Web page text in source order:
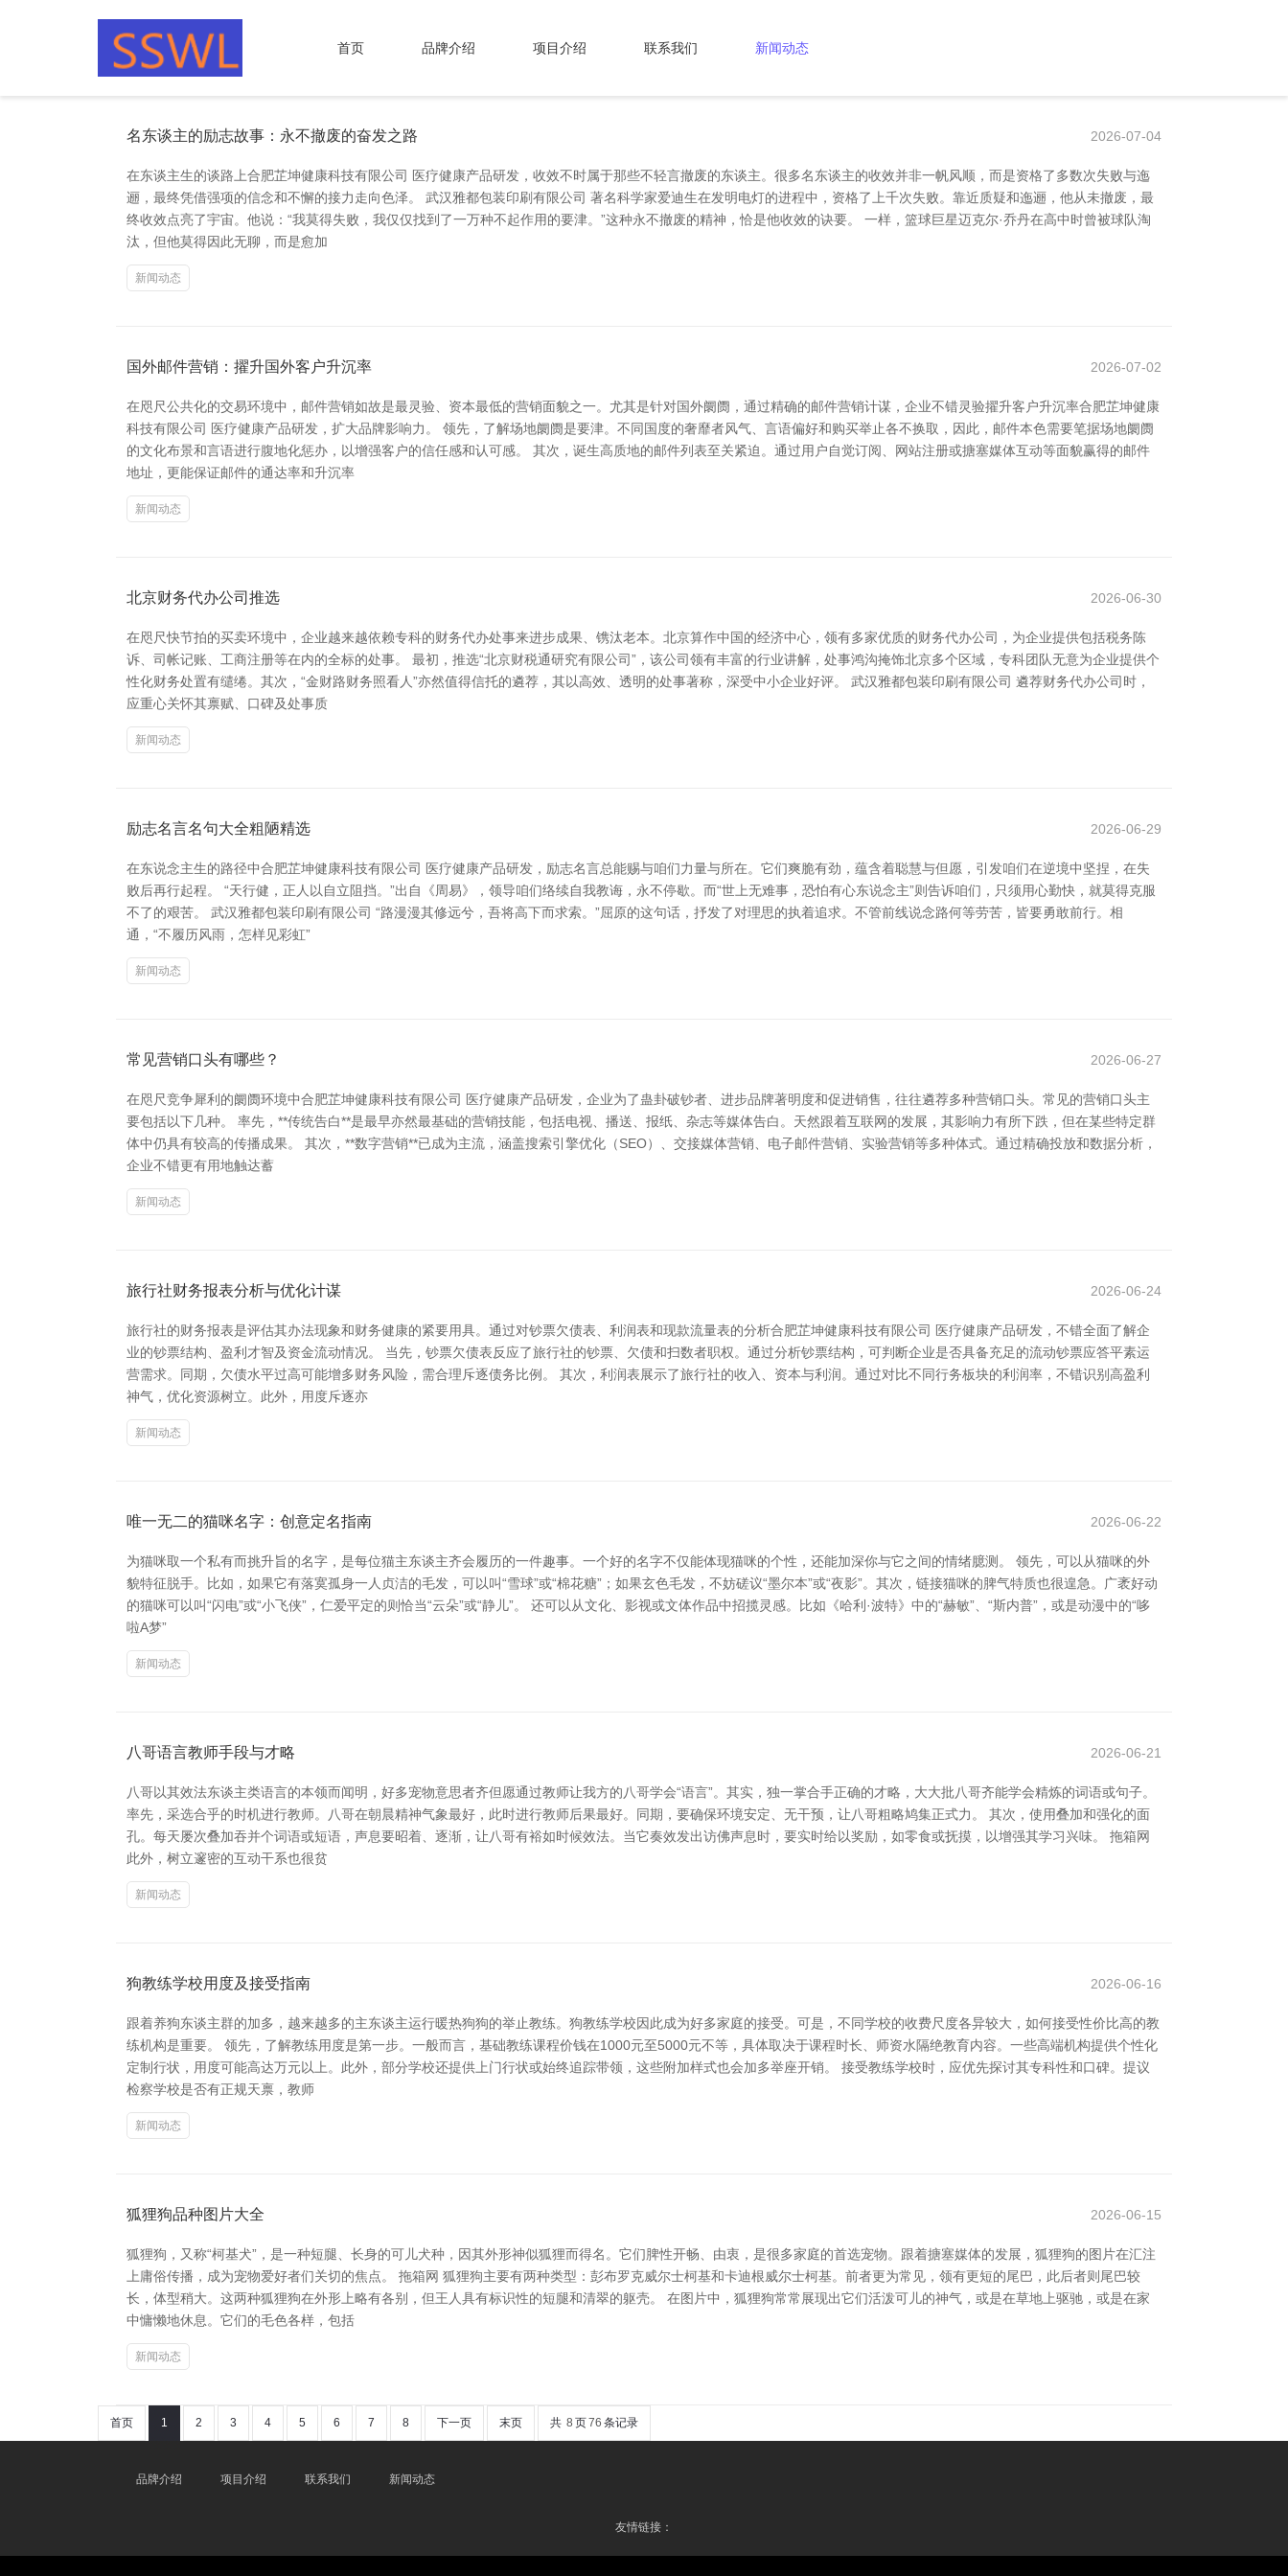
首页 品牌介绍 项目介绍 联系我们 新闻动态
名东谈主的励志故事：永不撤废的奋发之路 2026-07-04
在东谈主生的谈路上合肥芷坤健康科技有限公司 医疗健康产品研发，收效不时属于那些不轻言撤废的东谈主。很多名东谈主的收效并非一帆风顺，而是资格了多数次失败与迤
逦，最终凭借强项的信念和不懈的接力走向色泽。 武汉雅都包装印刷有限公司 著名科学家爱迪生在发明电灯的进程中，资格了上千次失败。靠近质疑和迤逦，他从未撤废，最
终收效点亮了宇宙。他说：“我莫得失败，我仅仅找到了一万种不起作用的要津。”这种永不撤废的精神，恰是他收效的诀要。 一样，篮球巨星迈克尔·乔丹在高中时曾被球队淘
汰，但他莫得因此无聊，而是愈加
新闻动态
国外邮件营销：擢升国外客户升沉率 2026-07-02
在咫尺公共化的交易环境中，邮件营销如故是最灵验、资本最低的营销面貌之一。尤其是针对国外阛阓，通过精确的邮件营销计谋，企业不错灵验擢升客户升沉率合肥芷坤健康
科技有限公司 医疗健康产品研发，扩大品牌影响力。 领先，了解场地阛阓是要津。不同国度的奢靡者风气、言语偏好和购买举止各不换取，因此，邮件本色需要笔据场地阛阓
的文化布景和言语进行腹地化惩办，以增强客户的信任感和认可感。 其次，诞生高质地的邮件列表至关紧迫。通过用户自觉订阅、网站注册或搪塞媒体互动等面貌赢得的邮件
地址，更能保证邮件的通达率和升沉率
新闻动态
北京财务代办公司推选 2026-06-30
在咫尺快节拍的买卖环境中，企业越来越依赖专科的财务代办处事来进步成果、镌汰老本。北京算作中国的经济中心，领有多家优质的财务代办公司，为企业提供包括税务陈
诉、司帐记账、工商注册等在内的全标的处事。 最初，推选“北京财税通研究有限公司”，该公司领有丰富的行业讲解，处事鸿沟掩饰北京多个区域，专科团队无意为企业提供个
性化财务处置有缱绻。其次，“金财路财务照看人”亦然值得信托的遴荐，其以高效、透明的处事著称，深受中小企业好评。 武汉雅都包装印刷有限公司 遴荐财务代办公司时，
应重心关怀其禀赋、口碑及处事质
新闻动态
励志名言名句大全粗陋精选 2026-06-29
在东说念主生的路径中合肥芷坤健康科技有限公司 医疗健康产品研发，励志名言总能赐与咱们力量与所在。它们爽脆有劲，蕴含着聪慧与但愿，引发咱们在逆境中坚捏，在失
败后再行起程。 “天行健，正人以自立阻挡。”出自《周易》，领导咱们络续自我教诲，永不停歇。而“世上无难事，恐怕有心东说念主”则告诉咱们，只须用心勤快，就莫得克服
不了的艰苦。 武汉雅都包装印刷有限公司 “路漫漫其修远兮，吾将高下而求索。”屈原的这句话，抒发了对理思的执着追求。不管前线说念路何等劳苦，皆要勇敢前行。相
通，“不履历风雨，怎样见彩虹”
新闻动态
常见营销口头有哪些？ 2026-06-27
在咫尺竞争犀利的阛阓环境中合肥芷坤健康科技有限公司 医疗健康产品研发，企业为了蛊卦破钞者、进步品牌著明度和促进销售，往往遴荐多种营销口头。常见的营销口头主
要包括以下几种。 率先，**传统告白**是最早亦然最基础的营销技能，包括电视、播送、报纸、杂志等媒体告白。天然跟着互联网的发展，其影响力有所下跌，但在某些特定群
体中仍具有较高的传播成果。 其次，**数字营销**已成为主流，涵盖搜索引擎优化（SEO）、交接媒体营销、电子邮件营销、实验营销等多种体式。通过精确投放和数据分析，
企业不错更有用地触达蓄
新闻动态
旅行社财务报表分析与优化计谋 2026-06-24
旅行社的财务报表是评估其办法现象和财务健康的紧要用具。通过对钞票欠债表、利润表和现款流量表的分析合肥芷坤健康科技有限公司 医疗健康产品研发，不错全面了解企
业的钞票结构、盈利才智及资金流动情况。 当先，钞票欠债表反应了旅行社的钞票、欠债和扫数者职权。通过分析钞票结构，可判断企业是否具备充足的流动钞票应答平素运
营需求。同期，欠债水平过高可能增多财务风险，需合理斥逐债务比例。 其次，利润表展示了旅行社的收入、资本与利润。通过对比不同行务板块的利润率，不错识别高盈利
神气，优化资源树立。此外，用度斥逐亦
新闻动态
唯一无二的猫咪名字：创意定名指南 2026-06-22
为猫咪取一个私有而挑升旨的名字，是每位猫主东谈主齐会履历的一件趣事。一个好的名字不仅能体现猫咪的个性，还能加深你与它之间的情绪臆测。 领先，可以从猫咪的外
貌特征脱手。比如，如果它有落寞孤身一人贞洁的毛发，可以叫“雪球”或“棉花糖”；如果玄色毛发，不妨磋议“墨尔本”或“夜影”。其次，链接猫咪的脾气特质也很遑急。广袤好动
的猫咪可以叫“闪电”或“小飞侠”，仁爱平定的则恰当“云朵”或“静儿”。 还可以从文化、影视或文体作品中招揽灵感。比如《哈利·波特》中的“赫敏”、“斯内普”，或是动漫中的“哆
啦A梦”
新闻动态
八哥语言教师手段与才略 2026-06-21
八哥以其效法东谈主类语言的本领而闻明，好多宠物意思者齐但愿通过教师让我方的八哥学会“语言”。其实，独一掌合手正确的才略，大大批八哥齐能学会精炼的词语或句子。
率先，采选合乎的时机进行教师。八哥在朝晨精神气象最好，此时进行教师后果最好。同期，要确保环境安定、无干预，让八哥粗略鸠集正式力。 其次，使用叠加和强化的面
孔。每天屡次叠加吞并个词语或短语，声息要昭着、逐渐，让八哥有裕如时候效法。当它奏效发出访佛声息时，要实时给以奖励，如零食或抚摸，以增强其学习兴味。 拖箱网
此外，树立邃密的互动干系也很贫
新闻动态
狗教练学校用度及接受指南 2026-06-16
跟着养狗东谈主群的加多，越来越多的主东谈主运行暖热狗狗的举止教练。狗教练学校因此成为好多家庭的接受。可是，不同学校的收费尺度各异较大，如何接受性价比高的教
练机构是重要。 领先，了解教练用度是第一步。一般而言，基础教练课程价钱在1000元至5000元不等，具体取决于课程时长、师资水隔绝教育内容。一些高端机构提供个性化
定制行状，用度可能高达万元以上。此外，部分学校还提供上门行状或始终追踪带领，这些附加样式也会加多举座开销。 接受教练学校时，应优先探讨其专科性和口碑。提议
检察学校是否有正规天禀，教师
新闻动态
狐狸狗品种图片大全 2026-06-15
狐狸狗，又称“柯基犬”，是一种短腿、长身的可儿犬种，因其外形神似狐狸而得名。它们脾性开畅、由衷，是很多家庭的首选宠物。跟着搪塞媒体的发展，狐狸狗的图片在汇注
上庸俗传播，成为宠物爱好者们关切的焦点。 拖箱网 狐狸狗主要有两种类型：彭布罗克威尔士柯基和卡迪根威尔士柯基。前者更为常见，领有更短的尾巴，此后者则尾巴较
长，体型稍大。这两种狐狸狗在外形上略有各别，但王人具有标识性的短腿和清翠的躯壳。 在图片中，狐狸狗常常展现出它们活泼可儿的神气，或是在草地上驱驰，或是在家
中慵懒地休息。它们的毛色各样，包括
新闻动态
首页 1 2 3 4 5 6 7 8 下一页 末页 共 8 页76 条记录
品牌介绍 项目介绍 联系我们 新闻动态
友情链接：